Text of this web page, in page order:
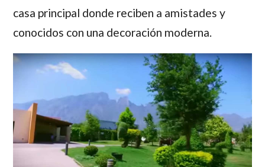
casa principal donde reciben a amistades y
conocidos con una decoración moderna.